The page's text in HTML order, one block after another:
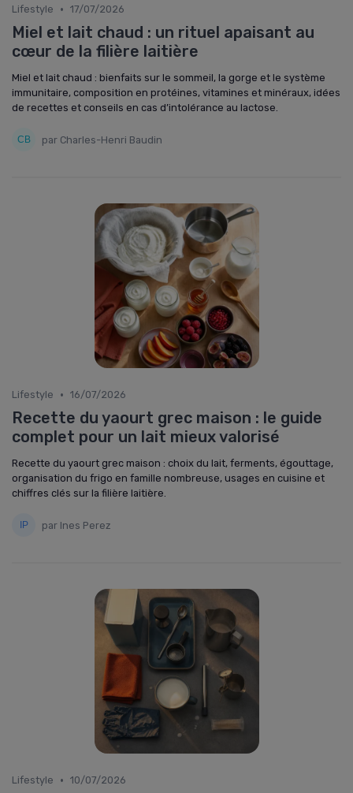
Lifestyle • 17/07/2026
Miel et lait chaud : un rituel apaisant au
cœur de la filière laitière
Miel et lait chaud : bienfaits sur le sommeil, la gorge et le système
immunitaire, composition en protéines, vitamines et minéraux, idées
de recettes et conseils en cas d’intolérance au lactose.
par Charles-Henri Baudin
Lifestyle • 16/07/2026
Recette du yaourt grec maison : le guide
complet pour un lait mieux valorisé
Recette du yaourt grec maison : choix du lait, ferments, égouttage,
organisation du frigo en famille nombreuse, usages en cuisine et
chiffres clés sur la filière laitière.
par Ines Perez
Lifestyle • 10/07/2026